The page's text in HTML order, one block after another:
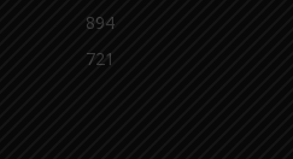
894
721